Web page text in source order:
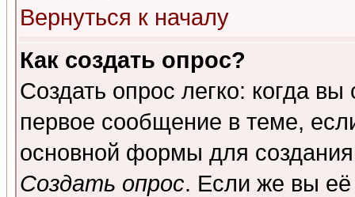
Вернуться к началу
Как создать опрос?
Создать опрос легко: когда
первое сообщение в теме,
основной формы для
Создать опрос. Если же вы её